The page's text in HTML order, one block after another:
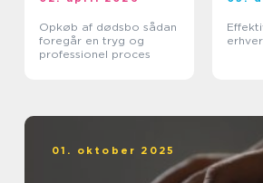
Opkøb af dødsbo sådan
foregår en tryg og
professionel proces
01. oktober 2025